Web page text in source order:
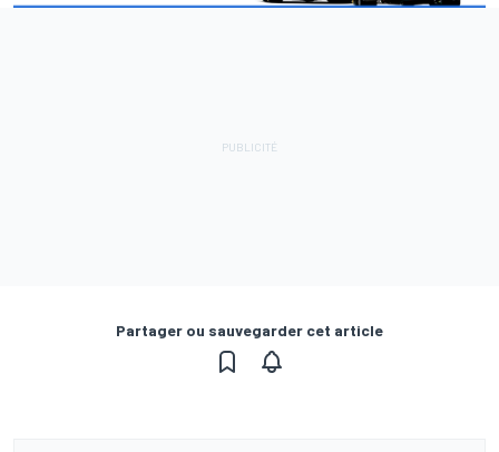
Partager ou sauvegarder cet article